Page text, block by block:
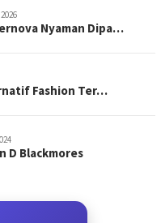
Nyaman Dipa…
Fashion Ter…
D Blackmores